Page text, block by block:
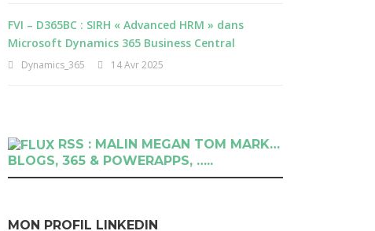
FVI – D365BC : SIRH « Advanced HRM » dans
Microsoft Dynamics 365 Business Central
Dynamics_365 14 Avr 2025
RSS : MALIN MEGAN TOM MARK…
BLOGS, 365 & POWERAPPS, …..
MON PROFIL LINKEDIN